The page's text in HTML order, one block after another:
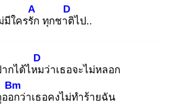
มีใครรัก
A
ทุกชาติ
D
ไป..
กได้ไหม
D
ว่าเธอจะไม่หลอก
อก
Bm
ว่าเธอคงไม่ทำร้ายฉัน